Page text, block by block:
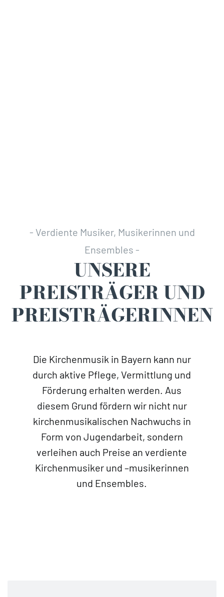
- Verdiente Musiker, Musikerinnen und
Ensembles -
UNSERE
PREISTRÄGER UND
PREISTRÄGER­INNEN
Die Kirchenmusik in Bayern kann nur
durch aktive Pflege, Vermittlung und
Förderung erhalten werden. Aus
diesem Grund fördern wir nicht nur
kirchenmusikalischen Nachwuchs in
Form von Jugendarbeit, sondern
verleihen auch Preise an verdiente
Kirchenmusiker und –musikerinnen
und Ensembles.